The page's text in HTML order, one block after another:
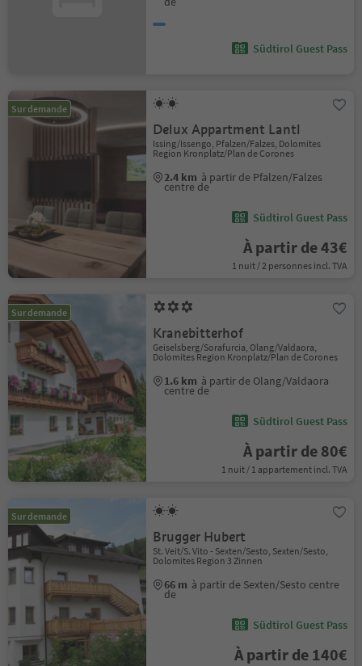
Südtirol Guest Pass
Sur demande
Delux Appartment Lantl
Issing/Issengo, Pfalzen/Falzes, Dolomites
Region Kronplatz/Plan de Corones
2.4 km à partir de Pfalzen/Falzes
centre de
Südtirol Guest Pass
À partir de 43€
1 nuit / 2 personnes incl. TVA
Sur demande
Kranebitterhof
Geiselsberg/Sorafurcia, Olang/Valdaora,
Dolomites Region Kronplatz/Plan de Corones
1.6 km à partir de Olang/Valdaora
centre de
Südtirol Guest Pass
À partir de 80€
1 nuit / 1 appartement incl. TVA
Sur demande
Brugger Hubert
St. Veit/S. Vito - Sexten/Sesto, Sexten/Sesto,
Dolomites Region 3 Zinnen
66 m à partir de Sexten/Sesto centre
de
Südtirol Guest Pass
À partir de 140€